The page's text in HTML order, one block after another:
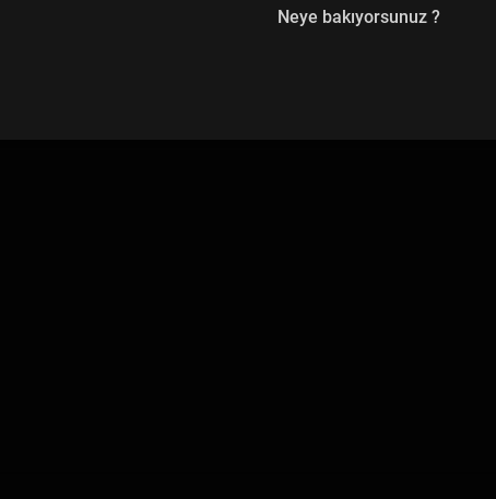
Neye bakıyorsunuz ?